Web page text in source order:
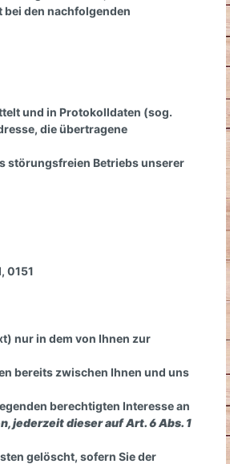
den nachfolgenden
und in Protokolldaten (sog.
die übertragene
störungsfreien Betriebs unserer
0151
nur in dem von Ihnen zur
bereits zwischen Ihnen und uns
berechtigten Interesse an
jederzeit dieser auf Art. 6 Abs. 1
gelöscht, sofern Sie der